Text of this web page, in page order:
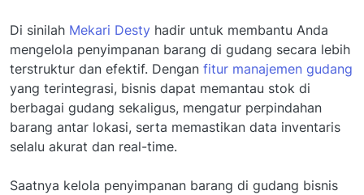
Di sinilah Mekari Desty hadir untuk membantu Anda
mengelola penyimpanan barang di gudang secara lebih
terstruktur dan efektif. Dengan fitur manajemen gudang
yang terintegrasi, bisnis dapat memantau stok di
berbagai gudang sekaligus, mengatur perpindahan
barang antar lokasi, serta memastikan data inventaris
selalu akurat dan real-time.
Saatnya kelola penyimpanan barang di gudang bisnis